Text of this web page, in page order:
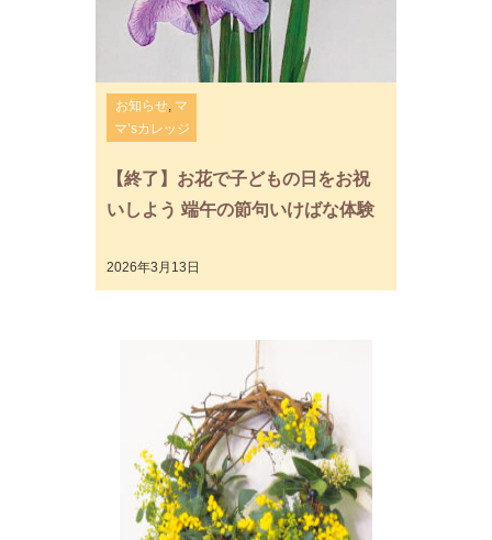
お知らせ, マ
マ’sカレッジ
【終了】お花で子どもの日をお祝
いしよう 端午の節句いけばな体験
2026年3月13日